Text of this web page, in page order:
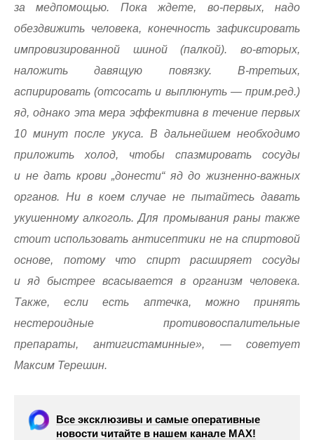
за медпомощью. Пока ждете, во-первых, надо
обездвижить человека, конечность зафиксировать
импровизированной шиной (палкой). во-вторых,
наложить давящую повязку. В-третьих,
аспирировать (отсосать и выплюнуть — прим.ред.)
яд, однако эта мера эффективна в течение первых
10 минут после укуса. В дальнейшем необходимо
приложить холод, чтобы спазмировать сосуды
и не дать крови „донести“ яд до жизненно-важных
органов. Ни в коем случае не пытайтесь давать
укушенному алкоголь. Для промывания раны также
стоит использовать антисептики не на спиртовой
основе, потому что спирт расширяет сосуды
и яд быстрее всасывается в организм человека.
Также, если есть аптечка, можно принять
нестероидные противовоспалительные
препараты, антигистаминные», — советует
Максим Терешин.
Все эксклюзивы и самые оперативные
новости читайте в нашем канале МАХ!